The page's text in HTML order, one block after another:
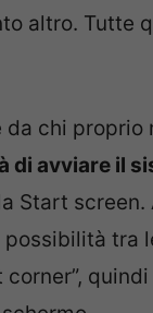
altro. Tutte
chi proprio
di avviare il
Start
tra